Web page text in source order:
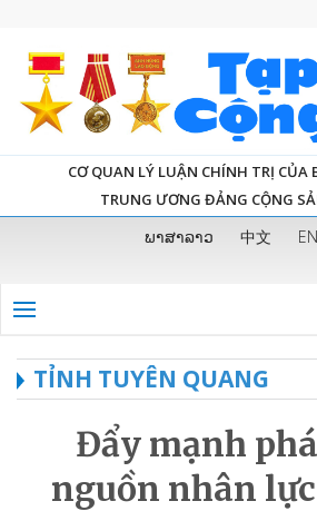
CƠ QUAN LÝ LUẬN CHÍNH TRỊ CỦA
TRUNG ƯƠNG ĐẢNG CỘNG
ພາສາລາວ 中文
TỈNH TUYÊN QUANG
Đẩy mạnh
nguồn nhân